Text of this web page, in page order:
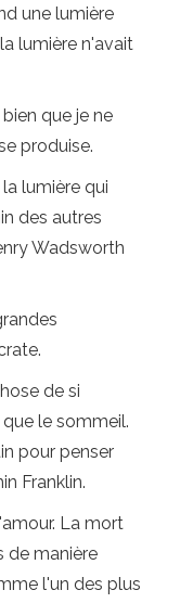
une lumière
lumière n'avait
que je ne
produise.
lumière qui
des autres
Wadsworth
de si
le sommeil.
pour penser
Franklin.
La mort
de manière
l'un des plus